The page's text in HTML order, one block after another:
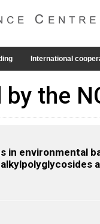
International
the
in environmental